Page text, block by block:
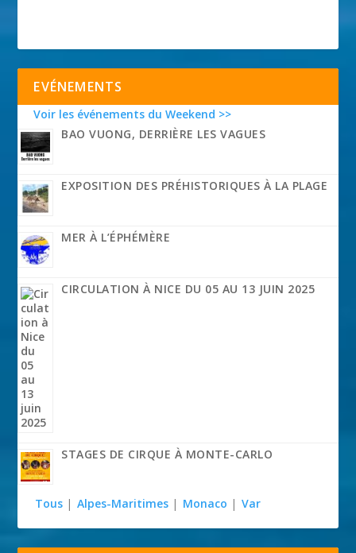
EVÉNEMENTS
Voir les événements du Weekend >>
BAO VUONG, DERRIÈRE LES VAGUES
EXPOSITION DES PRÉHISTORIQUES À LA PLAGE
MER À L’ÉPHÉMÈRE
CIRCULATION À NICE DU 05 AU 13 JUIN 2025
STAGES DE CIRQUE À MONTE-CARLO
Tous | Alpes-Maritimes | Monaco | Var